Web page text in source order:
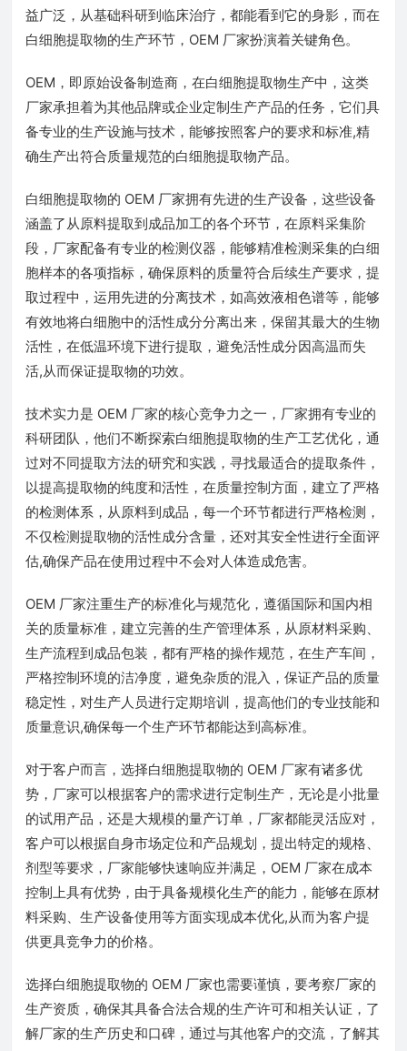
益广泛，从基础科研到临床治疗，都能看到它的身影，而在
白细胞提取物的生产环节，OEM 厂家扮演着关键角色。
OEM，即原始设备制造商，在白细胞提取物生产中，这类
厂家承担着为其他品牌或企业定制生产产品的任务，它们具
备专业的生产设施与技术，能够按照客户的要求和标准,精
确生产出符合质量规范的白细胞提取物产品。
白细胞提取物的 OEM 厂家拥有先进的生产设备，这些设备
涵盖了从原料提取到成品加工的各个环节，在原料采集阶
段，厂家配备有专业的检测仪器，能够精准检测采集的白细
胞样本的各项指标，确保原料的质量符合后续生产要求，提
取过程中，运用先进的分离技术，如高效液相色谱等，能够
有效地将白细胞中的活性成分分离出来，保留其最大的生物
活性，在低温环境下进行提取，避免活性成分因高温而失
活,从而保证提取物的功效。
技术实力是 OEM 厂家的核心竞争力之一，厂家拥有专业的
科研团队，他们不断探索白细胞提取物的生产工艺优化，通
过对不同提取方法的研究和实践，寻找最适合的提取条件，
以提高提取物的纯度和活性，在质量控制方面，建立了严格
的检测体系，从原料到成品，每一个环节都进行严格检测，
不仅检测提取物的活性成分含量，还对其安全性进行全面评
估,确保产品在使用过程中不会对人体造成危害。
OEM 厂家注重生产的标准化与规范化，遵循国际和国内相
关的质量标准，建立完善的生产管理体系，从原材料采购、
生产流程到成品包装，都有严格的操作规范，在生产车间，
严格控制环境的洁净度，避免杂质的混入，保证产品的质量
稳定性，对生产人员进行定期培训，提高他们的专业技能和
质量意识,确保每一个生产环节都能达到高标准。
对于客户而言，选择白细胞提取物的 OEM 厂家有诸多优
势，厂家可以根据客户的需求进行定制生产，无论是小批量
的试用产品，还是大规模的量产订单，厂家都能灵活应对，
客户可以根据自身市场定位和产品规划，提出特定的规格、
剂型等要求，厂家能够快速响应并满足，OEM 厂家在成本
控制上具有优势，由于具备规模化生产的能力，能够在原材
料采购、生产设备使用等方面实现成本优化,从而为客户提
供更具竞争力的价格。
选择白细胞提取物的 OEM 厂家也需要谨慎，要考察厂家的
生产资质，确保其具备合法合规的生产许可和相关认证，了
解厂家的生产历史和口碑，通过与其他客户的交流，了解其